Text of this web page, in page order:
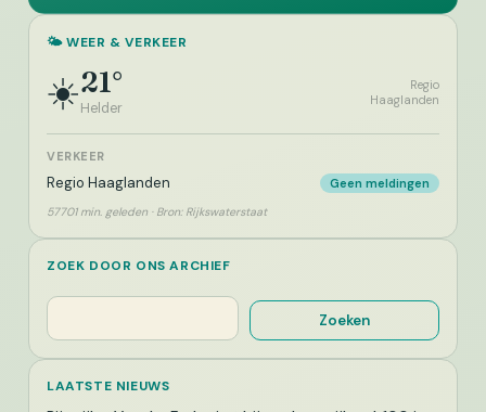
🌤️ WEER & VERKEER
☀️21°
Helder
Regio
Haaglanden
VERKEER
Regio Haaglanden Geen meldingen
57701 min. geleden · Bron: Rijkswaterstaat
ZOEK DOOR ONS ARCHIEF
Zoeken
Zoeken
LAATSTE NIEUWS